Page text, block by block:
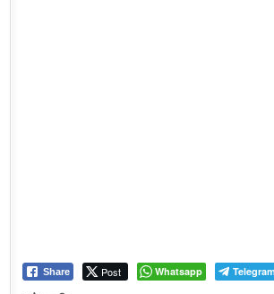
Share Post Whatsapp Telegram